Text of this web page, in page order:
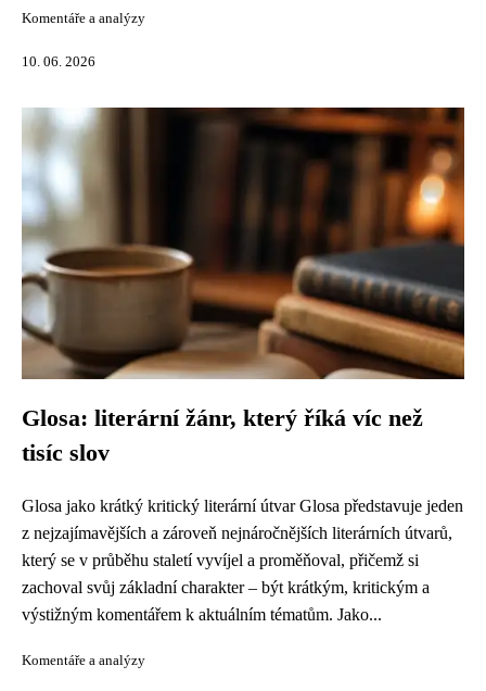
Komentáře a analýzy
10. 06. 2026
Glosa: literární žánr, který říká víc než
tisíc slov
Glosa jako krátký kritický literární útvar Glosa představuje jeden
z nejzajímavějších a zároveň nejnáročnějších literárních útvarů,
který se v průběhu staletí vyvíjel a proměňoval, přičemž si
zachoval svůj základní charakter – být krátkým, kritickým a
výstižným komentářem k aktuálním tématům. Jako...
Komentáře a analýzy